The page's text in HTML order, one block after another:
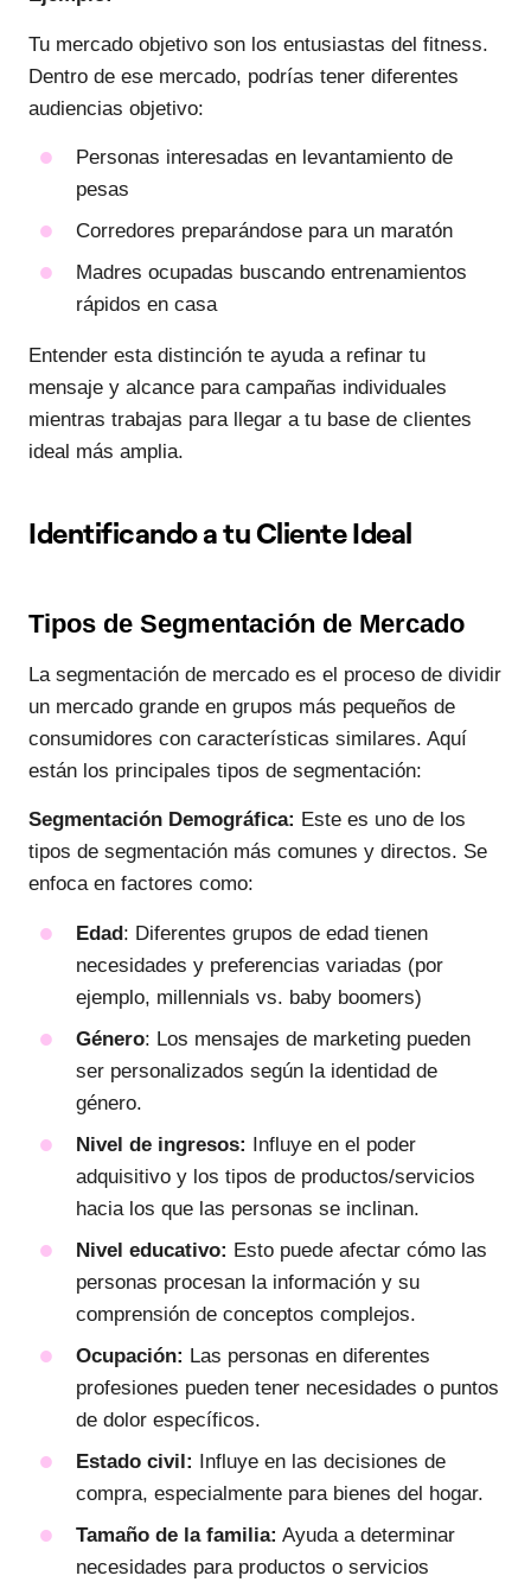
Tu mercado objetivo son los entusiastas del fitness.
Dentro de ese mercado, podrías tener diferentes
audiencias objetivo:
Personas interesadas en levantamiento de
pesas
Corredores preparándose para un maratón
Madres ocupadas buscando entrenamientos
rápidos en casa
Entender esta distinción te ayuda a refinar tu
mensaje y alcance para campañas individuales
mientras trabajas para llegar a tu base de clientes
ideal más amplia.
Identificando a tu Cliente Ideal
Tipos de Segmentación de Mercado
La segmentación de mercado es el proceso de dividir
un mercado grande en grupos más pequeños de
consumidores con características similares. Aquí
están los principales tipos de segmentación:
Segmentación Demográfica: Este es uno de los
tipos de segmentación más comunes y directos. Se
enfoca en factores como:
Edad: Diferentes grupos de edad tienen
necesidades y preferencias variadas (por
ejemplo, millennials vs. baby boomers)
Género: Los mensajes de marketing pueden
ser personalizados según la identidad de
género.
Nivel de ingresos: Influye en el poder
adquisitivo y los tipos de productos/servicios
hacia los que las personas se inclinan.
Nivel educativo: Esto puede afectar cómo las
personas procesan la información y su
comprensión de conceptos complejos.
Ocupación: Las personas en diferentes
profesiones pueden tener necesidades o puntos
de dolor específicos.
Estado civil: Influye en las decisiones de
compra, especialmente para bienes del hogar.
Tamaño de la familia: Ayuda a determinar
necesidades para productos o servicios